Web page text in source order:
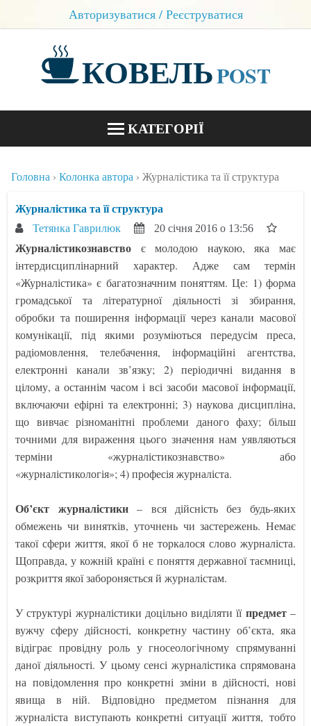
Авторизуватися / Реєструватися
КОВЕЛЬPOST
КАТЕГОРІЇ
КОНТАКТИ
Головна Колонка автора Журналістика та її структура
Журналістика та її структура
Тетянка Гаврилюк 20 січня 2016 о 13:56
Журналістикознавство є молодою наукою, яка має
інтердисциплінарний характер. Адже сам термін
«Журналістика» є багатозначним поняттям. Це: 1) форма
громадської та літературної діяльності зі збирання,
обробки та поширення інформації через канали масової
комунікації, під якими розуміються передусім преса,
радіомовлення, телебачення, інформаційні агентства,
електронні канали зв’язку; 2) періодичні видання в
цілому, а останнім часом і всі засоби масової інформації,
включаючи ефірні та електронні; 3) наукова дисципліна,
що вивчає різноманітні проблеми даного фаху; більш
точними для вираження цього значення нам уявляються
терміни «журналістикознавство» або
«журналістикологія»; 4) професія журналіста.
Об’єкт журналістики– вся дійсність без будь-яких
обмежень чи винятків, уточнень чи застережень. Немає
такої сфери життя, якої б не торкалося слово журналіста.
Щоправда, у кожній країні є поняття державної таємниці,
розкриття якої забороняється й журналістам.
У структурі журналістики доцільно виділяти її предмет–
вужчу сферу дійсності, конкретну частину об’єкта, яка
відіграє провідну роль у гносеологічному спрямуванні
даної діяльності. У цьому сенсі журналістика спрямована
на повідомлення про конкретні зміни в дійсності, нові
явища в ній. Відповідно предметом пізнання для
журналіста виступають конкретні ситуації життя, тобто